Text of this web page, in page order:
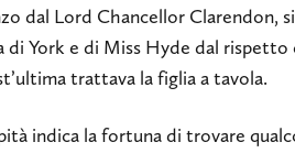
dal Lord Chancellor Clarendon,
di York e di Miss Hyde dal rispetto
trattava la figlia a tavola.
indica la fortuna di trovare